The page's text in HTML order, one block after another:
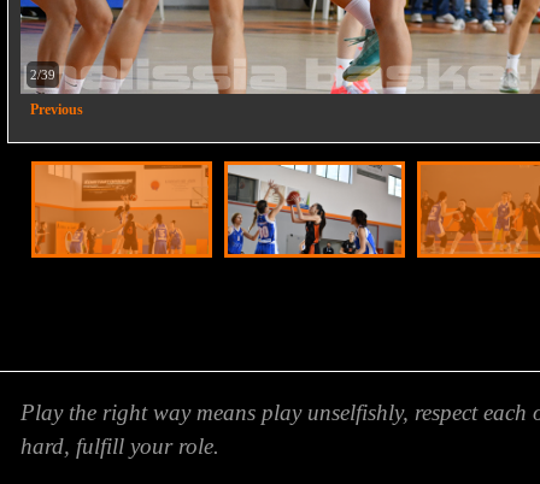
2/39
Previous
Play the right way means play unselfishly, respect each
hard, fulfill your role.